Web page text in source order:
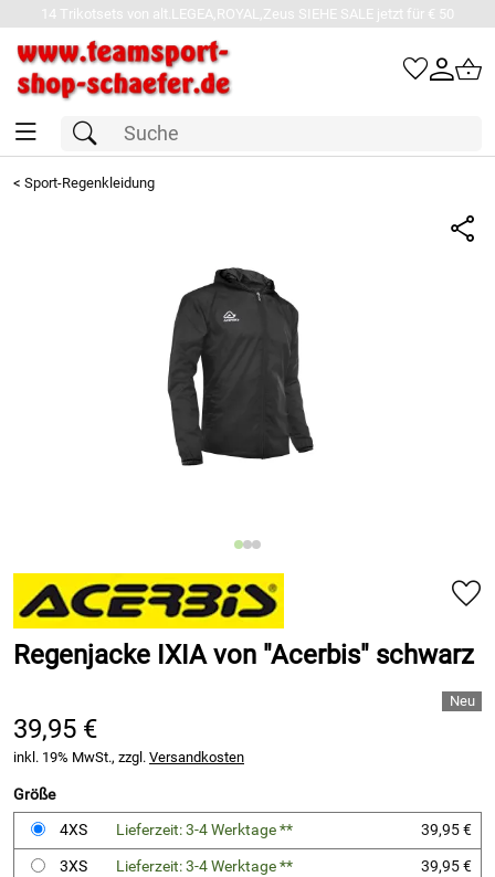
14 Trikotsets von alt.LEGEA,ROYAL,Zeus SIEHE SALE jetzt für € 50
< Sport-Regenkleidung
Regenjacke IXIA von "Acerbis" schwarz
39,95 €
inkl. 19% MwSt., zzgl. Versandkosten
Größe
4XS
Lieferzeit: 3-4 Werktage **
39,95 €
3XS
Lieferzeit: 3-4 Werktage **
39,95 €